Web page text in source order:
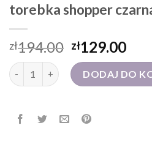
torebka shopper
zł194.00 zł129.00
ilość torebka shopper czarna
DODAJ DO